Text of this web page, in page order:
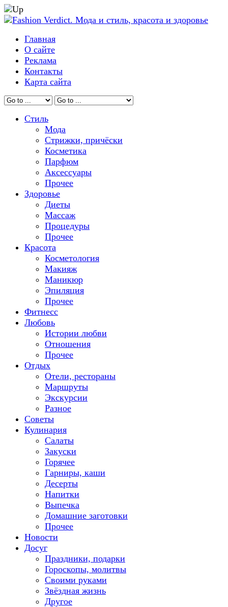
Главная
О сайте
Реклама
Контакты
Карта сайта
Стиль
Мода
Стрижки, причёски
Косметика
Парфюм
Аксессуары
Прочее
Здоровье
Диеты
Массаж
Процедуры
Прочее
Красота
Косметология
Макияж
Маникюр
Эпиляция
Прочее
Фитнесс
Любовь
Истории любви
Отношения
Прочее
Отдых
Отели, рестораны
Маршруты
Экскурсии
Разное
Советы
Кулинария
Салаты
Закуски
Горячее
Гарниры, каши
Десерты
Напитки
Выпечка
Домашние заготовки
Прочее
Новости
Досуг
Праздники, подарки
Гороскопы, молитвы
Своими руками
Звёздная жизнь
Другое